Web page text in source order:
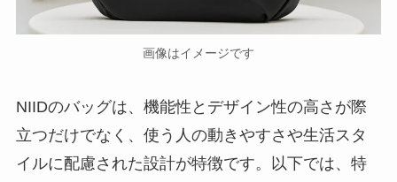
画像はイメージです
NIIDのバッグは、機能性とデザイン性の高さが際
立つだけでなく、使う人の動きやすさや生活スタ
イルに配慮された設計が特徴です。以下では、特